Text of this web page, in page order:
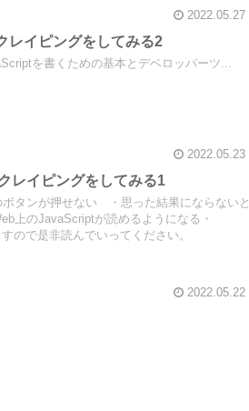
2022.05.27
レイピングをしてみる2
を書くための基本とデベロッパーツ...
2022.05.23
レイピングをしてみる1
タンが押せない ・思った結果にならないと
上のJavaScriptが読めるようになる・
ので是非読んでいってください。
2022.05.22